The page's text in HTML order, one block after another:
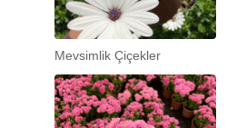
Mevsimlik Çiçekler